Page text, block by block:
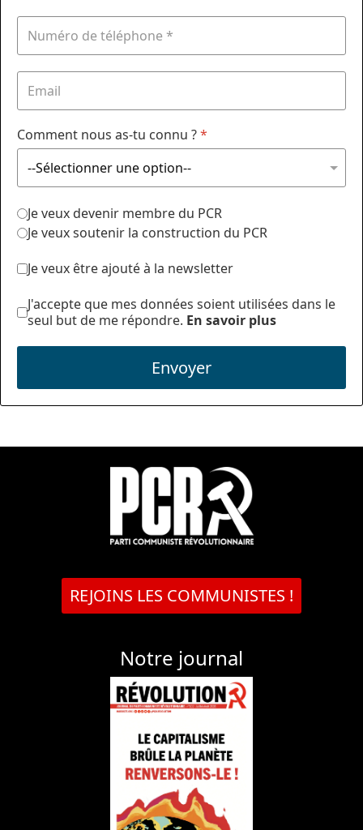
Comment nous as-tu connu ?*
Je veux devenir membre du PCR
Je veux soutenir la construction du PCR
Je veux être ajouté à la newsletter
J'accepte que mes données soient utilisées dans le
seul but de me répondre. En savoir plus
Envoyer
REJOINS LES COMMUNISTES !
Notre journal